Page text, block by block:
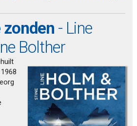
- Line
Bolther